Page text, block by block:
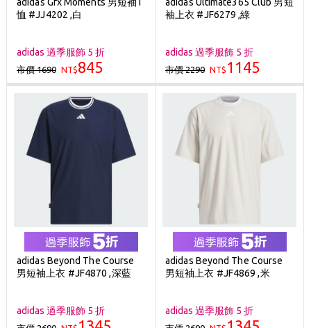
恤 #JJ4202 ,白
adidas 過季服飾 5 折
市價 1690 NT$845
袖上衣 #JF6279 ,綠
adidas 過季服飾 5 折
市價 2290 NT$ 1145
adidas Beyond The Course
男短袖上衣 #JF4870 ,深藍
adidas 過季服飾 5 折
adidas Beyond The Course
男短袖上衣 #JF4869 ,米
adidas 過季服飾 5 折